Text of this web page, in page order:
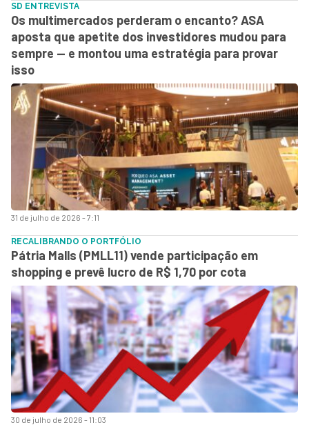
31 de julho de 2026 - 7:11
SD ENTREVISTA
Os multimercados perderam o encanto? ASA
aposta que apetite dos investidores mudou para
sempre — e montou uma estratégia para provar
isso
30 de julho de 2026 - 11:03
RECALIBRANDO O PORTFÓLIO
Pátria Malls (PMLL11) vende participação em
shopping e prevê lucro de R$ 1,70 por cota